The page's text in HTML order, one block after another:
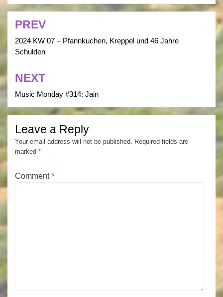
Post
navigation
PREV
2024 KW 07 – Pfannkuchen, Kreppel und 46 Jahre
Schulden
NEXT
Music Monday #314: Jain
Leave a Reply
Your email address will not be published. Required fields are
marked *
Comment*